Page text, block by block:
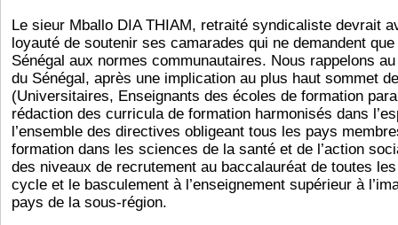
Le sieur Mballo DIA THIAM, retraité syndicaliste devrait
loyauté de soutenir ses camarades qui ne demandent que
Sénégal aux normes communautaires. Nous rappelons
du Sénégal, après une implication au plus haut sommet
(Universitaires, Enseignants des écoles de formation
rédaction des curricula de formation harmonisés dans
l’ensemble des directives obligeant tous les pays
formation dans les sciences de la santé et de l’action
des niveaux de recrutement au baccalauréat de toutes
cycle et le basculement à l’enseignement supérieur à
pays de la sous-région.